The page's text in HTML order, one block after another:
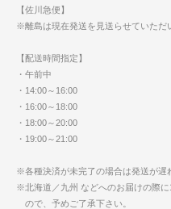
【佐川急便】
※離島は現在発送を見送らせていただ
【配送時間指定】
・午前中
・14:00～16:00
・16:00～18:00
・18:00～20:00
・19:00～21:00
※各種決済が未完了の場合は発送が遅
※北海道／九州 などへのお届けの際
ので、予めご了承下さい。